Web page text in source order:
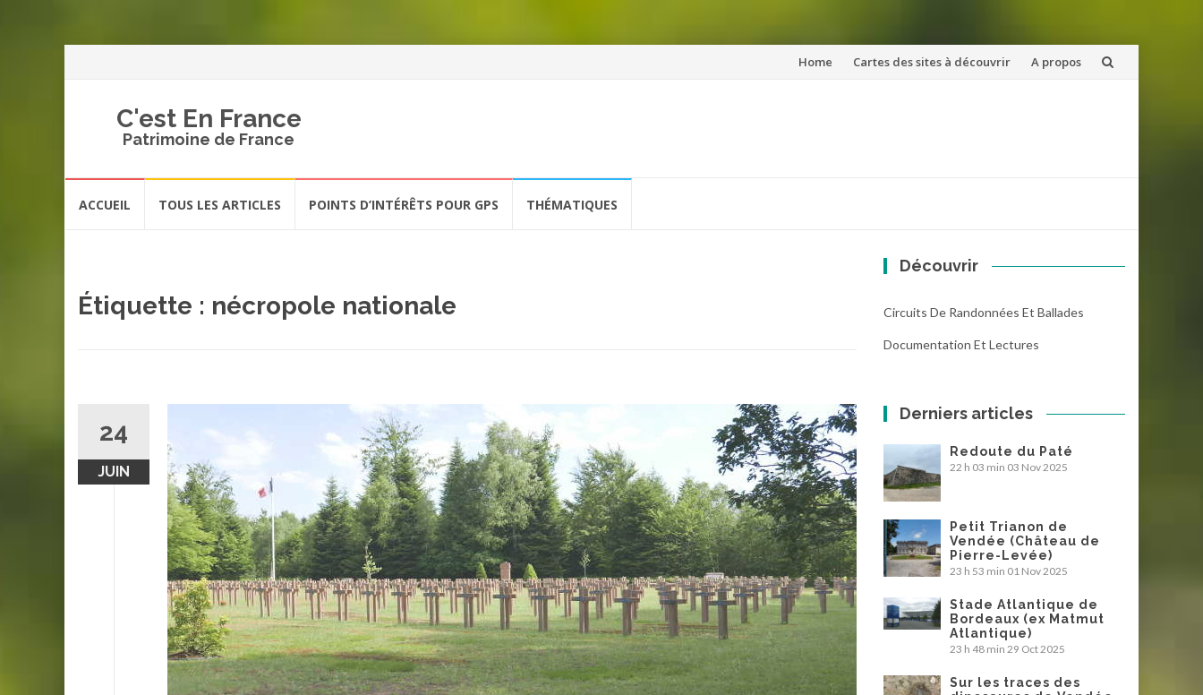
Aller
Home Cartes des sites à découvrir A propos
C'est En France
Patrimoine de France
ACCUEIL TOUS LES ARTICLES POINTS D’INTÉRÊTS POUR GPS THÉMATIQUES
Étiquette : nécropole nationale
24
JUIN
Découvrir
Circuits De Randonnées Et Ballades
Documentation Et Lectures
Derniers articles
Redoute du Paté
22 h 03 min 03 Nov 2025
Petit Trianon de
Vendée (Château de
Pierre-Levée)
23 h 53 min 01 Nov 2025
Stade Atlantique de
Bordeaux (ex Matmut
Atlantique)
23 h 48 min 29 Oct 2025
Sur les traces des